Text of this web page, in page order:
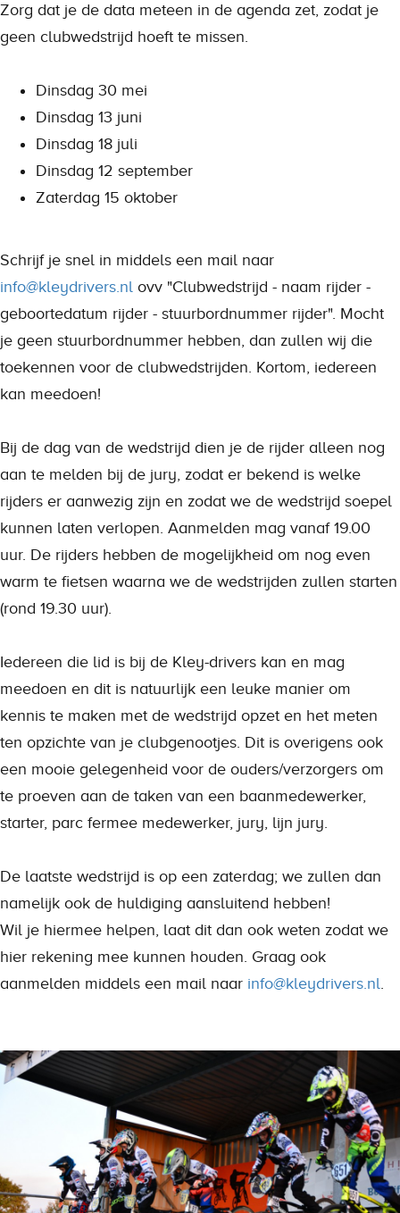
Zorg dat je de data meteen in de agenda zet, zodat je
geen clubwedstrijd hoeft te missen.
Dinsdag 30 mei
Dinsdag 13 juni
Dinsdag 18 juli
Dinsdag 12 september
Zaterdag 15 oktober
Schrijf je snel in middels een mail naar
info@kleydrivers.nl ovv "Clubwedstrijd - naam rijder -
geboortedatum rijder - stuurbordnummer rijder". Mocht
je geen stuurbordnummer hebben, dan zullen wij die
toekennen voor de clubwedstrijden. Kortom, iedereen
kan meedoen!
Bij de dag van de wedstrijd dien je de rijder alleen nog
aan te melden bij de jury, zodat er bekend is welke
rijders er aanwezig zijn en zodat we de wedstrijd soepel
kunnen laten verlopen. Aanmelden mag vanaf 19.00
uur. De rijders hebben de mogelijkheid om nog even
warm te fietsen waarna we de wedstrijden zullen starten
(rond 19.30 uur).
Iedereen die lid is bij de Kley-drivers kan en mag
meedoen en dit is natuurlijk een leuke manier om
kennis te maken met de wedstrijd opzet en het meten
ten opzichte van je clubgenootjes. Dit is overigens ook
een mooie gelegenheid voor de ouders/verzorgers om
te proeven aan de taken van een baanmedewerker,
starter, parc fermee medewerker, jury, lijn jury.
De laatste wedstrijd is op een zaterdag; we zullen dan
namelijk ook de huldiging aansluitend hebben!
Wil je hiermee helpen, laat dit dan ook weten zodat we
hier rekening mee kunnen houden. Graag ook
aanmelden middels een mail naar info@kleydrivers.nl.